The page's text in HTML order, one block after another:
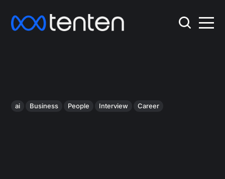
ai Business People Interview Career